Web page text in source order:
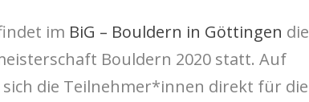
im BiG – Bouldern in Göttingen die
Bouldern 2020 statt. Auf
die Teilnehmer*innen direkt für die